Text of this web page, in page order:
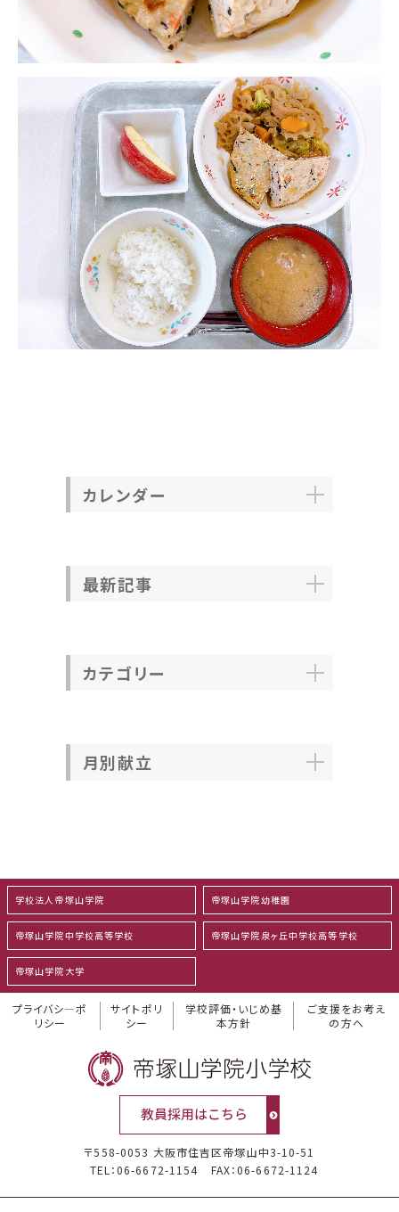
カレンダー
最新記事
カテゴリー
月別献立
学校法人帝塚山学院 帝塚山学院幼稚園
帝塚山学院中学校高等学校 帝塚山学院泉ヶ丘中学校高等学校
帝塚山学院大学
プライバシ―ポ
リシー
サイトポリ
シー
学校評価・いじめ基
本方針
ご支援をお考え
の方へ
〒558-0053 大阪市住吉区帝塚山中3-10-51
TEL：06-6672-1154
FAX：06-6672-1124